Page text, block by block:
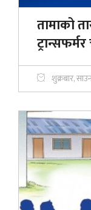
तामाको
शुक्रबार,